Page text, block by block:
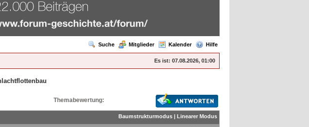
Suche Mitglieder Kalender Hilfe
Es ist: 07.08.2026, 01:00
Themabewertung:
Baumstrukturmodus | Linearer Modus